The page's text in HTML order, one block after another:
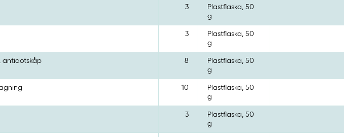
3
Plastflaska, 50
g
3
Plastflaska, 50
g
antidotskåp 8
Plastflaska, 50
g
10
Plastflaska, 50
g
3
Plastflaska, 50
g